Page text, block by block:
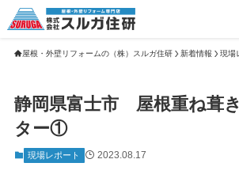
屋根・外壁リフォームの（株）スルガ住研 新着情報 現場
静岡県富士市 屋根重ね葺
ター①
現場レポート 2023.08.17